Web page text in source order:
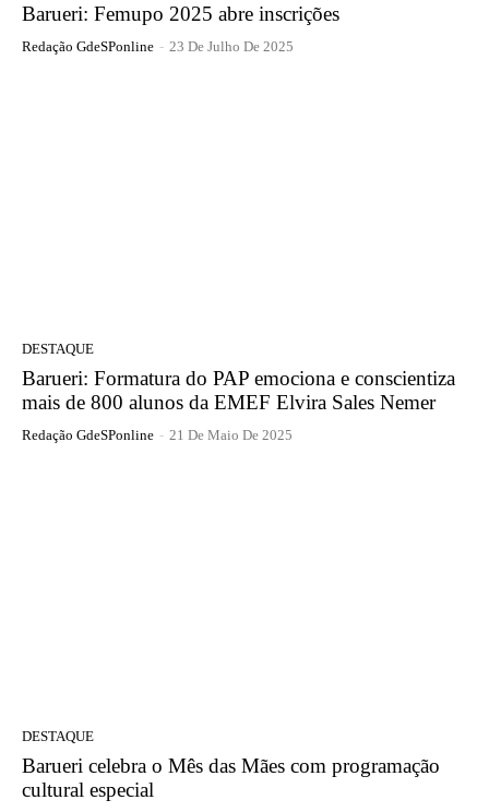
Barueri: Femupo 2025 abre inscrições
Redação GdeSPonline - 23 De Julho De 2025
DESTAQUE
Barueri: Formatura do PAP emociona e conscientiza
mais de 800 alunos da EMEF Elvira Sales Nemer
Redação GdeSPonline - 21 De Maio De 2025
DESTAQUE
Barueri celebra o Mês das Mães com programação
cultural especial